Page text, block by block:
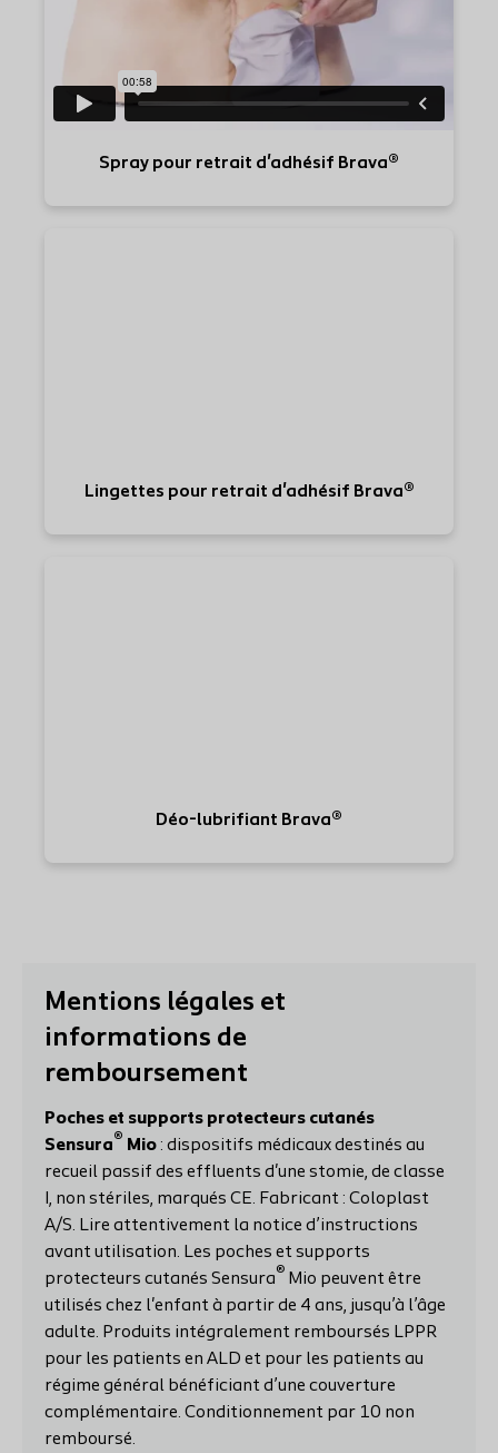
Spray pour retrait d'adhésif Brava®
Lingettes pour retrait d'adhésif Brava®
Déo-lubrifiant Brava®
Mentions légales et
informations de
remboursement
Poches et supports protecteurs cutanés
Sensura® Mio : dispositifs médicaux destinés au
recueil passif des effluents d'une stomie, de classe
I, non stériles, marqués CE. Fabricant : Coloplast
A/S. Lire attentivement la notice d’instructions
avant utilisation. Les poches et supports
protecteurs cutanés Sensura® Mio peuvent être
utilisés chez l'enfant à partir de 4 ans, jusqu’à l’âge
adulte. Produits intégralement remboursés LPPR
pour les patients en ALD et pour les patients au
régime général bénéficiant d’une couverture
complémentaire. Conditionnement par 10 non
remboursé.